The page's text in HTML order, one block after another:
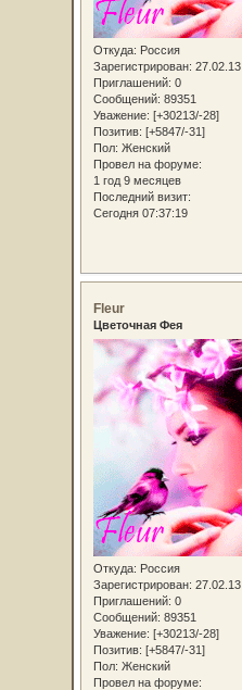
Откуда: Россия
Зарегистрирован: 27.02.13
Приглашений: 0
Сообщений: 89351
Уважение: [+30213/-28]
Позитив: [+5847/-31]
Пол: Женский
Провел на форуме:
1 год 9 месяцев
Последний визит:
Сегодня 07:37:19
Fleur
Цветочная Фея
Откуда: Россия
Зарегистрирован: 27.02.13
Приглашений: 0
Сообщений: 89351
Уважение: [+30213/-28]
Позитив: [+5847/-31]
Пол: Женский
Провел на форуме: